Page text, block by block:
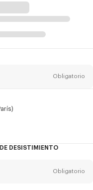
Obligatorio
DESISTIMIENTO
Obligatorio